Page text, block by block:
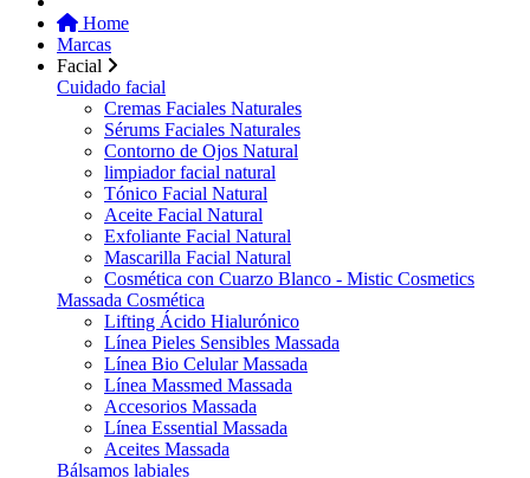
Home
Marcas
Facial
Cuidado facial
Cremas Faciales Naturales
Sérums Faciales Naturales
Contorno de Ojos Natural
limpiador facial natural
Tónico Facial Natural
Aceite Facial Natural
Exfoliante Facial Natural
Mascarilla Facial Natural
Cosmética con Cuarzo Blanco - Mistic Cosmetics
Massada Cosmética
Lifting Ácido Hialurónico
Línea Pieles Sensibles Massada
Línea Bio Celular Massada
Línea Massmed Massada
Accesorios Massada
Línea Essential Massada
Aceites Massada
Bálsamos labiales